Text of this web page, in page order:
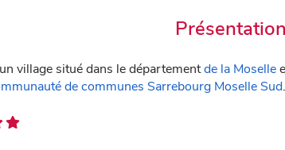
village situé dans le départementde la Moselle
de communes Sarrebourg Moselle Sud